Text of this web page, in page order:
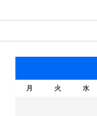
月 火 水